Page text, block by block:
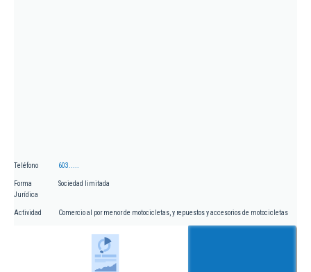
Teléfono 603.....
Forma
Jurídica
Sociedad limitada
Actividad Comercio al por menor de motocicletas, y repuestos y accesorios de motocicletas